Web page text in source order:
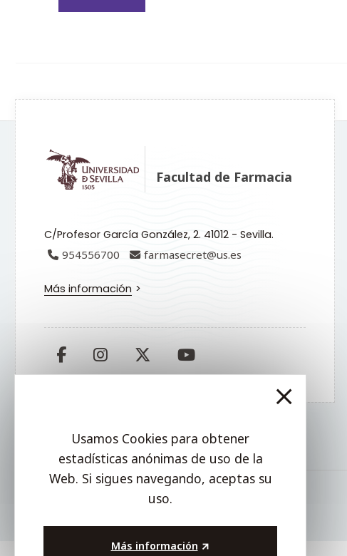
Facultad de Farmacia
C/Profesor García González, 2. 41012 - Sevilla.
954556700
farmasecret@us.es
Más información
Usamos Cookies para obtener
estadísticas anónimas de uso de la
Web. Si sigues navegando, aceptas su
uso.
Más información
.